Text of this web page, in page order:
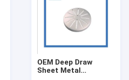
OEM Deep Draw
Sheet Metal